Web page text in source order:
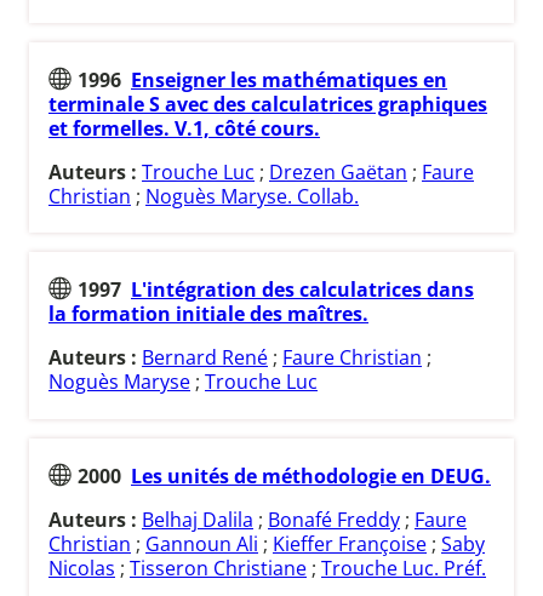
1996 Enseigner les mathématiques en
terminale S avec des calculatrices graphiques
et formelles. V.1, côté cours.
Auteurs : Trouche Luc ; Drezen Gaëtan ; Faure
Christian ; Noguès Maryse. Collab.
1997 L'intégration des calculatrices dans
la formation initiale des maîtres.
Auteurs : Bernard René ; Faure Christian ;
Noguès Maryse ; Trouche Luc
2000 Les unités de méthodologie en DEUG.
Auteurs : Belhaj Dalila ; Bonafé Freddy ; Faure
Christian ; Gannoun Ali ; Kieffer Françoise ; Saby
Nicolas ; Tisseron Christiane ; Trouche Luc. Préf.